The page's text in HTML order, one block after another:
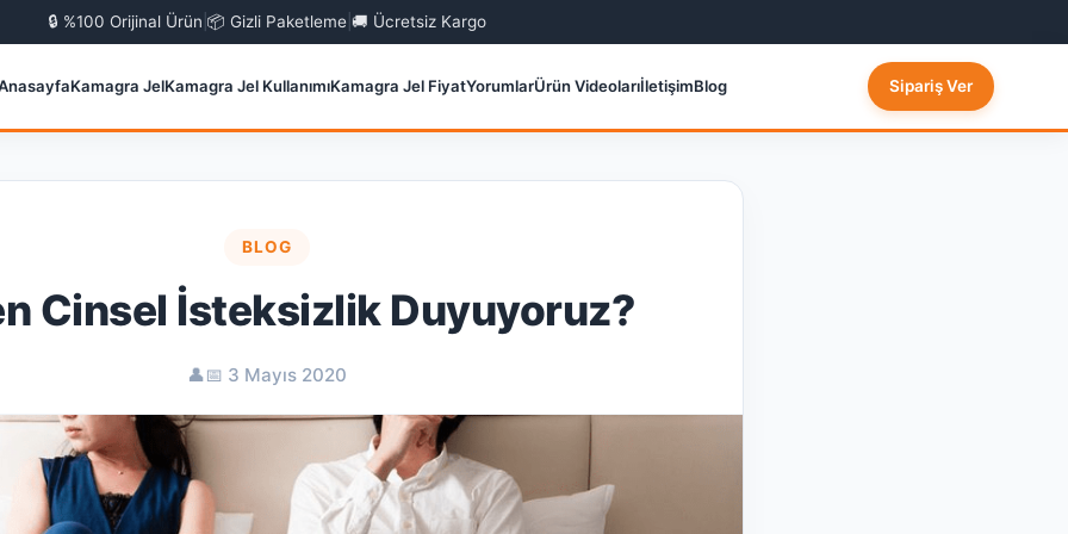
🔒 %100 Orijinal Ürün 📦 Gizli Paketleme 🚚 Ücretsiz Kargo
Kamagra JelKamagra Jel KullanımıKamagra Jel FiyatYorumlarÜrün VideolarıİletişimBlog Sipariş Ver
BLOG
Cinsel İsteksizlik Duyuyoruz?
👤📅 3 Mayıs 2020